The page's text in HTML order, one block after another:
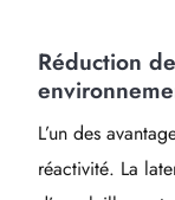
Réduction
L’un des
réactivité. La